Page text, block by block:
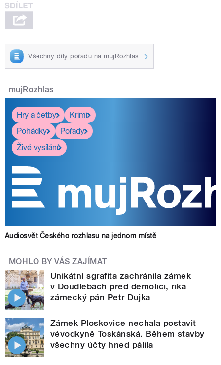
Všechny díly pořadu na mujRozhlas
mujRozhlas
Hry a četby
Krimi
Pohádky
Pořady
Živé vysílání
Audiosvět Českého rozhlasu na jednom místě
MOHLO BY VÁS ZAJÍMAT
Unikátní sgrafita zachránila zámek
v Doudlebách před demolicí, říká
zámecký pán Petr Dujka
Zámek Ploskovice nechala postavit
vévodkyně Toskánská. Během stavby
všechny účty hned pálila